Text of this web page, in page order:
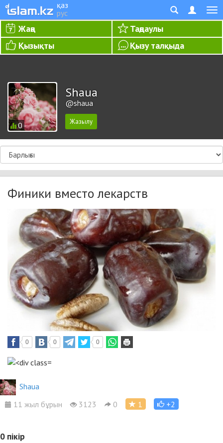
қаз
рус
Жаңа
Таңдаулы
Қызықты
Қызу талқыда
0
Shaua
@shaua
Финики вместо лекарств
0 0 0
Shaua
11 жыл бұрын
3123 0 1 +2
0 пікір